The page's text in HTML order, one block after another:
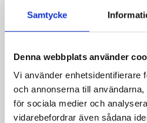
Samtycke
Denna webbplats använder
Vi använder enhetsidentifierare
och annonserna till
för sociala medier och
vidarebefordrar även sådana
på flera årstider
samtidigt
Trafik
Bilister fast i